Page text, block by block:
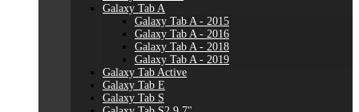
Galaxy Tab A
Galaxy Tab A - 2015
Galaxy Tab A - 2016
Galaxy Tab A - 2018
Galaxy Tab A - 2019
Galaxy Tab Active
Galaxy Tab E
Galaxy Tab S